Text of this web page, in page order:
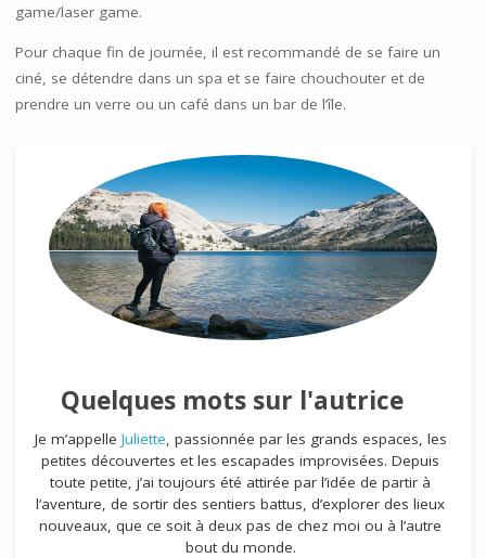
game/laser game.
Pour chaque fin de journée, il est recommandé de se faire un
ciné, se détendre dans un spa et se faire chouchouter et de
prendre un verre ou un café dans un bar de l’île.
Quelques mots sur l'autrice
Je m’appelle Juliette, passionnée par les grands espaces, les
petites découvertes et les escapades improvisées. Depuis
toute petite, j’ai toujours été attirée par l’idée de partir à
l’aventure, de sortir des sentiers battus, d’explorer des lieux
nouveaux, que ce soit à deux pas de chez moi ou à l’autre
bout du monde.